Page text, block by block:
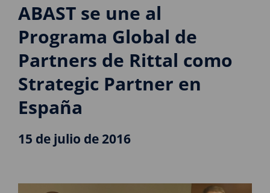
ABAST se une al
Programa Global de
Partners de Rittal como
Strategic Partner en
España
15 de julio de 2016